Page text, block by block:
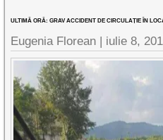
ULTIMĂ ORĂ: GRAV ACCIDENT DE CIRCULAȚIE ÎN
Eugenia Florean | iulie 8,